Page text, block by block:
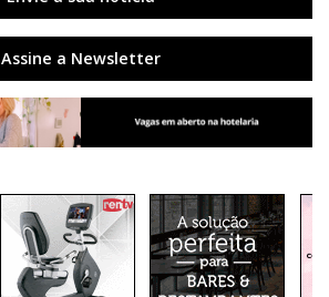
Assine a Newsletter